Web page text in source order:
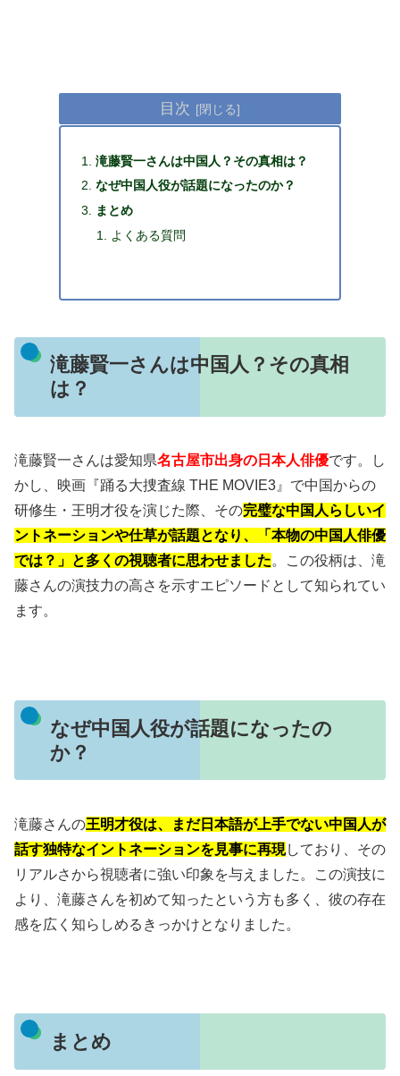
目次
滝藤賢一さんは中国人？その真相は？
なぜ中国人役が話題になったのか？
まとめ
よくある質問
滝藤賢一さんは中国人？その真相
は？
滝藤賢一さんは愛知県名古屋市出身の日本人俳優です。し
かし、映画『踊る大捜査線 THE MOVIE3』で中国からの
研修生・王明才役を演じた際、その完璧な中国人らしいイ
ントネーションや仕草が話題となり、「本物の中国人俳優
では？」と多くの視聴者に思わせました。この役柄は、滝
藤さんの演技力の高さを示すエピソードとして知られてい
ます。
なぜ中国人役が話題になったの
か？
滝藤さんの王明才役は、まだ日本語が上手でない中国人が
話す独特なイントネーションを見事に再現しており、その
リアルさから視聴者に強い印象を与えました。この演技に
より、滝藤さんを初めて知ったという方も多く、彼の存在
感を広く知らしめるきっかけとなりました。
まとめ